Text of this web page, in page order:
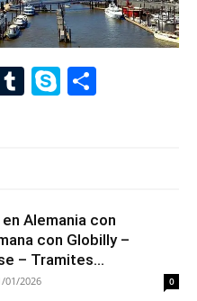
Tumblr
Skype
Alemania con
con Globilly –
– Tramites...
01/2026 0